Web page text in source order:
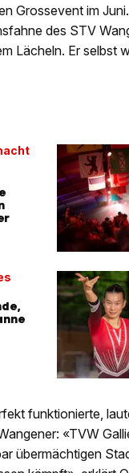
Grossevent im
des STV
Lächeln. Er selbst
funktionierte,
«TVW
übermächtigen